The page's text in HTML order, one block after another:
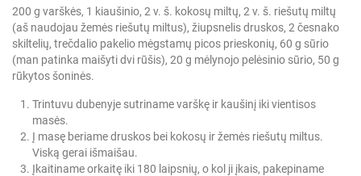
200 g varškės, 1 kiaušinio, 2 v. š. kokosų miltų, 2 v. š. riešutų miltų
(aš naudojau žemės riešutų miltus), žiupsnelis druskos, 2 česnako
skiltelių, trečdalio pakelio mėgstamų picos prieskonių, 60 g sūrio
(man patinka maišyti dvi rūšis), 20 g mėlynojo pelėsinio sūrio, 50 g
rūkytos šoninės.
Trintuvu dubenyje sutriname varškę ir kaušinį iki vientisos
masės.
Į masę beriame druskos bei kokosų ir žemės riešutų miltus.
Viską gerai išmaišau.
Įkaitiname orkaitę iki 180 laipsnių, o kol ji įkais, pakepiname